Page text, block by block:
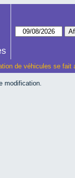
de véhicules se
modification.